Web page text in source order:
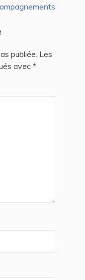
publiée. Les
avec *